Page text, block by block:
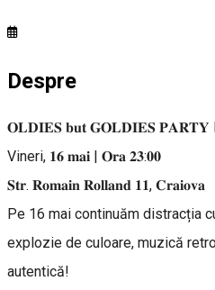
Despre
𝐎𝐋𝐃𝐈𝐄𝐒 𝐛𝐮𝐭 𝐆𝐎𝐋𝐃𝐈𝐄𝐒 𝐏𝐀𝐑𝐓𝐘 la
Vineri, 𝟏𝟔 𝐦𝐚𝐢 | 𝐎𝐫𝐚 𝟐𝟑:𝟎𝟎
𝐒𝐭𝐫. 𝐑𝐨𝐦𝐚𝐢𝐧 𝐑𝐨𝐥𝐥𝐚𝐧𝐝 𝟏𝟏, 𝐂𝐫𝐚𝐢𝐨𝐯𝐚
Pe 16 mai continuăm distracția cu
explozie de culoare, muzică
autentică!